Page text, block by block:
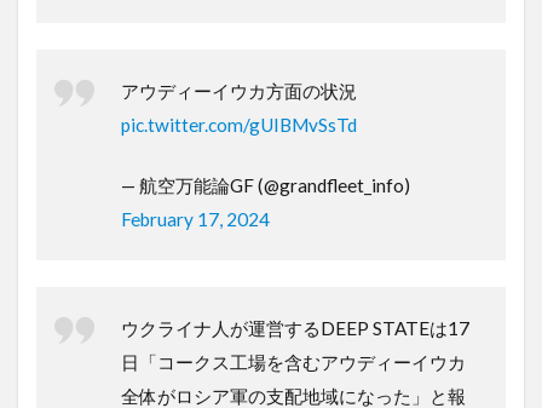
アウディーイウカ方面の状況
pic.twitter.com/gUIBMvSsTd
— 航空万能論GF (@grandfleet_info)
February 17, 2024
ウクライナ人が運営するDEEP STATEは17
日「コークス工場を含むアウディーイウカ
全体がロシア軍の支配地域になった」と報